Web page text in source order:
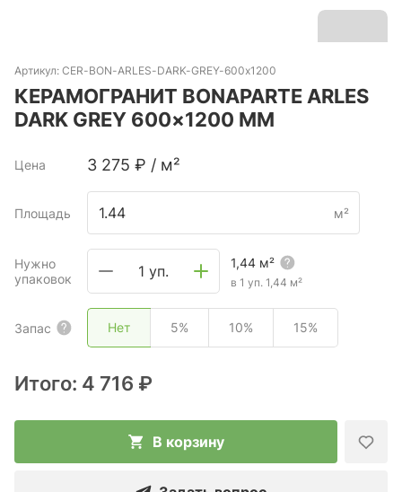
Артикул: CER-BON-ARLES-DARK-GREY-600х1200
КЕРАМОГРАНИТ BONAPARTE ARLES
DARK GREY 600×1200 ММ
Цена 3 275 ₽ / м²
Площадь м²
Нужно
упаковок
1 уп. 1,44 м²
в 1 уп. 1,44 м²
Запас Нет 5% 10% 15%
Итого: 4 716 ₽
В корзину